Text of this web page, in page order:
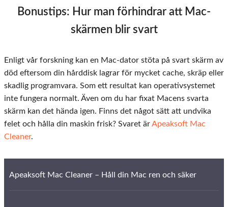
Bonustips: Hur man förhindrar att Mac-
skärmen blir svart
Enligt vår forskning kan en Mac-dator stöta på svart skärm av
död eftersom din hårddisk lagrar för mycket cache, skräp eller
skadlig programvara. Som ett resultat kan operativsystemet
inte fungera normalt. Även om du har fixat Macens svarta
skärm kan det hända igen. Finns det något sätt att undvika
felet och hålla din maskin frisk? Svaret ärApeaksoft Mac
Cleaner.
Apeaksoft Mac Cleaner – Håll din Mac ren och säker